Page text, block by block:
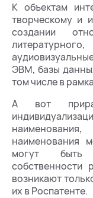
К объектам
творческому и
создании
ЭВМ, базы
том числе в
А вот
наименования
могут быть
собственности
возникают
их в Роспатенте.